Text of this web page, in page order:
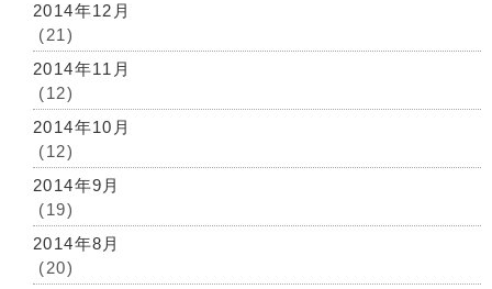
2014年12月
(21)
2014年11月
(12)
2014年10月
(12)
2014年9月
(19)
2014年8月
(20)